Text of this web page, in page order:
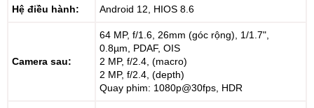
Hệ điều hành: Android 12, HIOS 8.6
Camera sau:
64 MP, f/1.6, 26mm (góc rộng), 1/1.7",
0.8µm, PDAF, OIS
2 MP, f/2.4, (macro)
2 MP, f/2.4, (depth)
Quay phim: 1080p@30fps, HDR